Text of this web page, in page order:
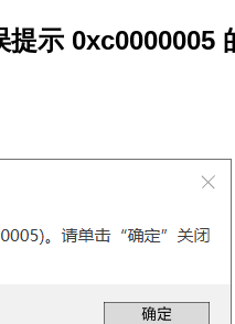
示 0xc0000005